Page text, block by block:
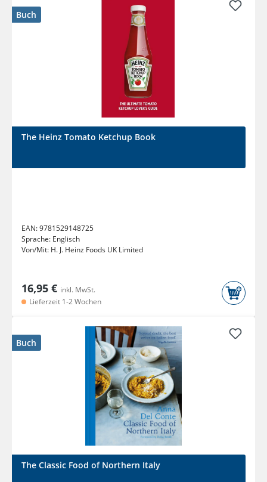
Buch
The Heinz Tomato Ketchup Book
EAN:9781529148725
Sprache: Englisch
Von/Mit: H. J. Heinz Foods UK Limited
16,95 € inkl. MwSt.
Lieferzeit 1-2 Wochen
Buch
The Classic Food of Northern Italy